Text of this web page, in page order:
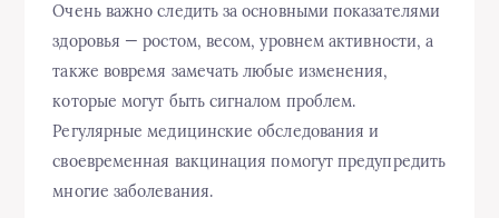
Очень важно следить за основными показателями
здоровья — ростом, весом, уровнем активности, а
также вовремя замечать любые изменения,
которые могут быть сигналом проблем.
Регулярные медицинские обследования и
своевременная вакцинация помогут предупредить
многие заболевания.